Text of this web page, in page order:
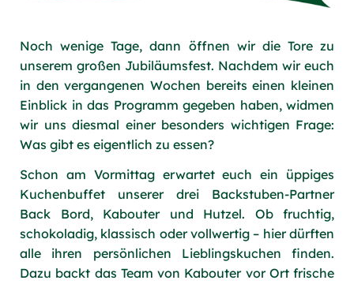
Noch wenige Tage, dann öffnen wir die Tore zu
unserem großen Jubiläumsfest. Nachdem wir euch
in den vergangenen Wochen bereits einen kleinen
Einblick in das Programm gegeben haben, widmen
wir uns diesmal einer besonders wichtigen Frage:
Was gibt es eigentlich zu essen?
Schon am Vormittag erwartet euch ein üppiges
Kuchenbuffet unserer drei Backstuben-Partner
Back Bord, Kabouter und Hutzel. Ob fruchtig,
schokoladig, klassisch oder vollwertig – hier dürften
alle ihren persönlichen Lieblingskuchen finden.
Dazu backt das Team von Kabouter vor Ort frische